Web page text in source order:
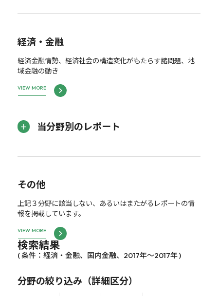
経済・金融
経済金融情勢、経済社会の構造変化がもたらす諸問題、地
域金融の動き
VIEW MORE
当分野別のレポート
その他
上記３分野に該当しない、あるいはまたがるレポートの情
報を掲載しています。
VIEW MORE
検索結果
( 条件：経済・金融、国内金融、2017年～2017年 )
分野の絞り込み（詳細区分）